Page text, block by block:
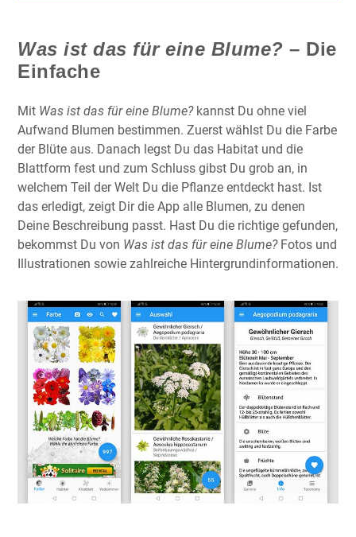
Was ist das für eine Blume? – Die
Einfache
Mit Was ist das für eine Blume?kannst Du ohne viel
Aufwand Blumen bestimmen. Zuerst wählst Du die Farbe
der Blüte aus. Danach legst Du das Habitat und die
Blattform fest und zum Schluss gibst Du grob an, in
welchem Teil der Welt Du die Pflanze entdeckt hast. Ist
das erledigt, zeigt Dir die App alle Blumen, zu denen
Deine Beschreibung passt. Hast Du die richtige gefunden,
bekommst Du von Was ist das für eine Blume?Fotos und
Illustrationen sowie zahlreiche Hintergrundinformationen.